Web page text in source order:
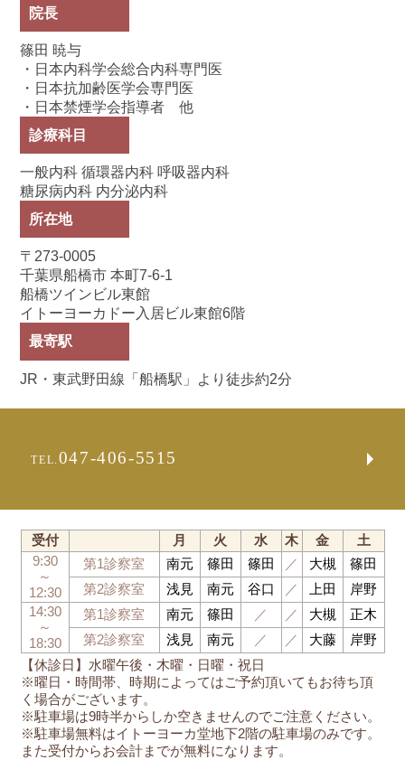
院長
篠田 暁与
・日本内科学会総合内科専門医
・日本抗加齢医学会専門医
・日本禁煙学会指導者 他
診療科目
一般内科 循環器内科 呼吸器内科
糖尿病内科 内分泌内科
所在地
〒273-0005
千葉県船橋市 本町7-6-1
船橋ツインビル東館
イトーヨーカドー入居ビル東館6階
最寄駅
JR・東武野田線「船橋駅」より徒歩約2分
TEL. 047-406-5515
【休診日】水曜午後・木曜・日曜・祝日
※曜日・時間帯、時期によってはご予約頂いてもお待ち頂
く場合がございます。
※駐車場は9時半からしか空きませんのでご注意ください。
※駐車場無料はイトーヨーカ堂地下2階の駐車場のみです。
また受付からお会計までが無料になります。
受付 月 火 水 木 金
土
9:30
～
12:30
第1診察室 南元 篠田 篠田 ／ 大槻
篠田
第2診察室
浅見 南元 谷口 ／ 上田
岸野
14:30
～
18:30
第1診察室 南元 篠田 ／ ／ 大槻
正木
第2診察室
浅見 南元 ／ ／ 大藤 岸野